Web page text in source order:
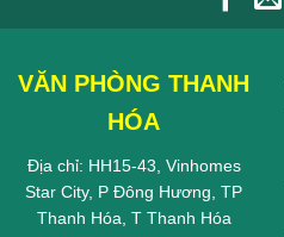
VĂN PHÒNG THANH
HÓA
Địa chỉ: HH15-43, Vinhomes
Star City, P Đông Hương, TP
Thanh Hóa, T Thanh Hóa